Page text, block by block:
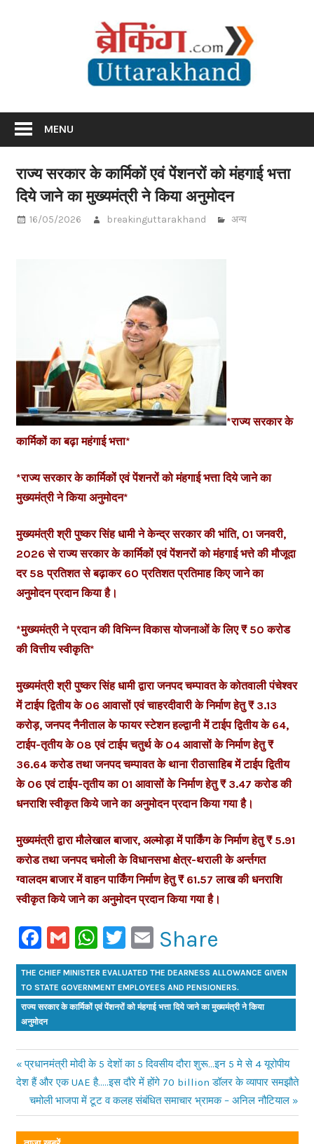
MENU
राज्य सरकार के कार्मिकों एवं पेंशनरों को मंहगाई भत्ता
दिये जाने का मुख्यमंत्री ने किया अनुमोदन
16/05/2026 breakinguttarakhand अन्य
*राज्य सरकार के
कार्मिकों का बढ़ा महंगाई भत्ता*
*राज्य सरकार के कार्मिकों एवं पेंशनरों को मंहगाई भत्ता दिये जाने का
मुख्यमंत्री ने किया अनुमोदन*
मुख्यमंत्री श्री पुष्कर सिंह धामी ने केन्द्र सरकार की भांति, 01 जनवरी,
2026 से राज्य सरकार के कार्मिकों एवं पेंशनरों को मंहगाई भत्ते की मौजूदा
दर 58 प्रतिशत से बढ़ाकर 60 प्रतिशत प्रतिमाह किए जाने का
अनुमोदन प्रदान किया है।
*मुख्यमंत्री ने प्रदान की विभिन्न विकास योजनाओं के लिए ₹ 50 करोड
की वित्तीय स्वीकृति*
मुख्यमंत्री श्री पुष्कर सिंह धामी द्वारा जनपद चम्पावत के कोतवाली पंचेश्वर
में टाईप द्वितीय के 06 आवासों एवं चाहरदीवारी के निर्माण हेतु ₹ 3.13
करोड़, जनपद नैनीताल के फायर स्टेशन हल्द्वानी में टाईप द्वितीय के 64,
टाईप-तृतीय के 08 एवं टाईप चतुर्थ के 04 आवासों के निर्माण हेतु ₹
36.64 करोड तथा जनपद चम्पावत के थाना रीठासाहिब में टाईप द्वितीय
के 06 एवं टाईप-तृतीय का 01 आवासों के निर्माण हेतु ₹ 3.47 करोड की
धनराशि स्वीकृत किये जाने का अनुमोदन प्रदान किया गया है।
मुख्यमंत्री द्वारा मौलेखाल बाजार, अल्मोड़ा में पार्किंग के निर्माण हेतु ₹ 5.91
करोड तथा जनपद चमोली के विधानसभा क्षेत्र-थराली के अर्न्तगत
ग्वालदम बाजार में वाहन पार्किंग निर्माण हेतु ₹ 61.57 लाख की धनराशि
स्वीकृत किये जाने का अनुमोदन प्रदान किया गया है।
Facebook
GmailWhatsApp
Twitter
Email
Share
THE CHIEF MINISTER EVALUATED THE DEARNESS ALLOWANCE GIVEN
TO STATE GOVERNMENT EMPLOYEES AND PENSIONERS.
राज्य सरकार के कार्मिकों एवं पेंशनरों को मंहगाई भत्ता दिये जाने का मुख्यमंत्री ने किया
अनुमोदन
Post
navigation
Previous
Post:
प्रधानमंत्री मोदी के 5 देशों का 5 दिवसीय दौरा शुरू…इन 5 मे से 4 यूरोपीय
देश हैं और एक UAE है…..इस दौरे में होंगे 70 billion डॉलर के व्यापार समझौते
Next
Post:
चमोली भाजपा में टूट व कलह संबंधित समाचार भ्रामक – अनिल नौटियाल